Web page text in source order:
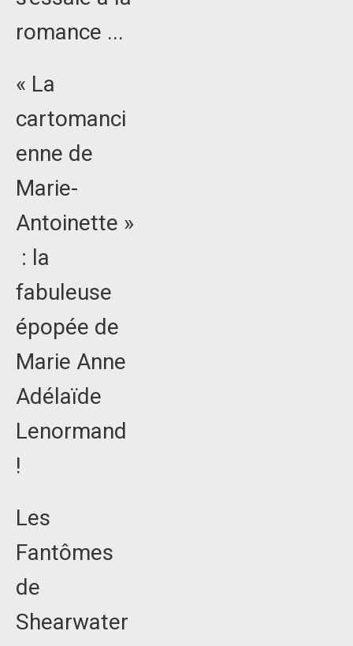
romance ...
« La
cartomanci
enne de
Marie-
Antoinette »
: la
fabuleuse
épopée de
Marie Anne
Adélaïde
Lenormand
!
Les
Fantômes
de
Shearwater